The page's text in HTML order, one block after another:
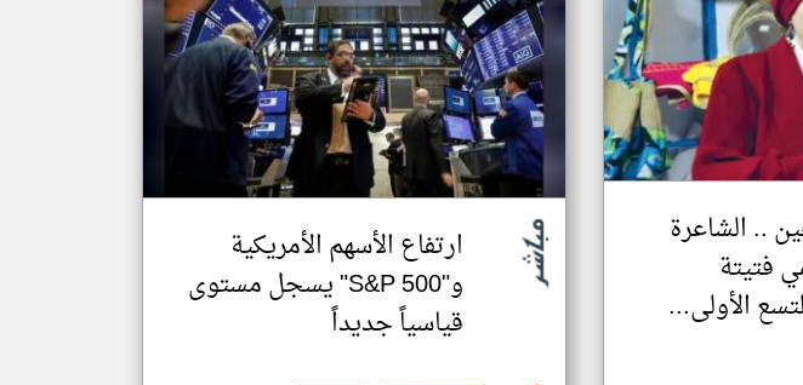
.. الشاعرة
فتيتة
الأولى...
ارتفاع الأسهم الأمريكية
و"S&P 500" يسجل مستوى
قياسياً جديداً